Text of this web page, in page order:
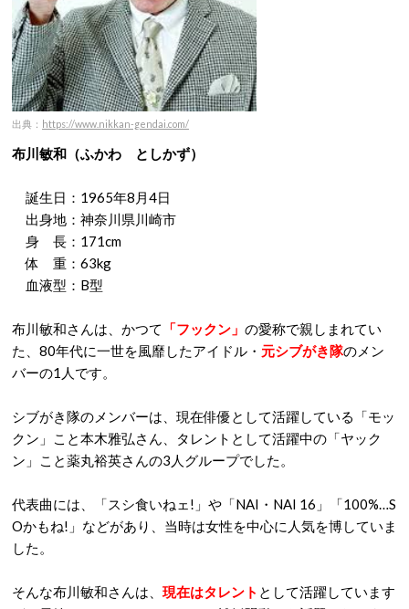
出典： https://www.nikkan-gendai.com/
布川敏和（ふかわ としかず）
誕生日：1965年8月4日
出身地：神奈川県川崎市
身 長：171cm
体 重：63kg
血液型：B型
布川敏和さんは、かつて 「フックン」 の愛称で親しまれてい
た、80年代に一世を風靡したアイドル・ 元シブがき隊のメン
バーの1人です。
シブがき隊のメンバーは、現在俳優として活躍している「モッ
クン」こと本木雅弘さん、タレントとして活躍中の「ヤック
ン」こと薬丸裕英さんの3人グループでした。
代表曲には、「スシ食いねェ!」や「NAI・NAI 16」「100%…S
Oかもね!」などがあり、当時は女性を中心に人気を博していま
した。
そんな布川敏和さんは、 現在はタレント として活躍しています